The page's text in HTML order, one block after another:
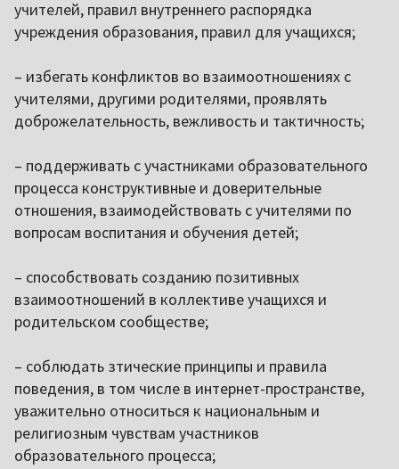
учителей, правил внутреннего распорядка
учреждения образования, правил для учащихся;
– избегать конфликтов во взаимоотношениях с
учителями, другими родителями, проявлять
доброжелательность, вежливость и тактичность;
– поддерживать с участниками образовательного
процесса конструктивные и доверительные
отношения, взаимодействовать с учителями по
вопросам воспитания и обучения детей;
– способствовать созданию позитивных
взаимоотношений в коллективе учащихся и
родительском сообществе;
– соблюдать зтические принципы и правила
поведения, в том числе в интернет-пространстве,
уважительно относиться к национальным и
религиозным чувствам участников
образовательного процесса;